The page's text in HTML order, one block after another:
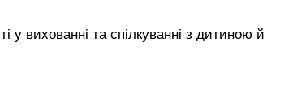
у вихованні та спілкуванні з дитиною й